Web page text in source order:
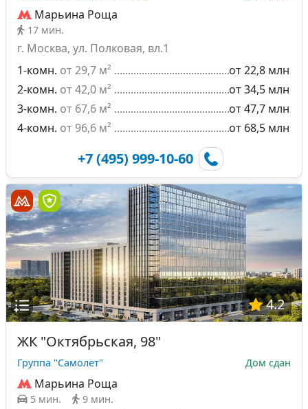
Марьина Роща
17 мин.
г. Москва, ул. Полковая, вл.1
1-комн. от 29,7 м²
от 22,8 млн
2-комн. от 42,0 м²
от 34,5 млн
3-комн. от 67,6 м²
от 47,7 млн
4-комн. от 96,6 м² от 68,5 млн
+7 (495) 999-10-60
4.2
ЖК "Октябрьская, 98"
Группа "Самолет" Дом сдан
Марьина Роща
5 мин. 9 мин.